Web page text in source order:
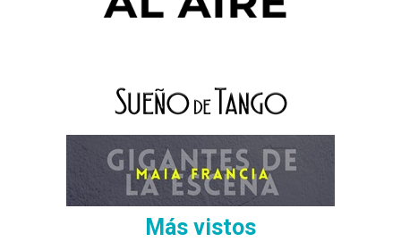
Más vistos